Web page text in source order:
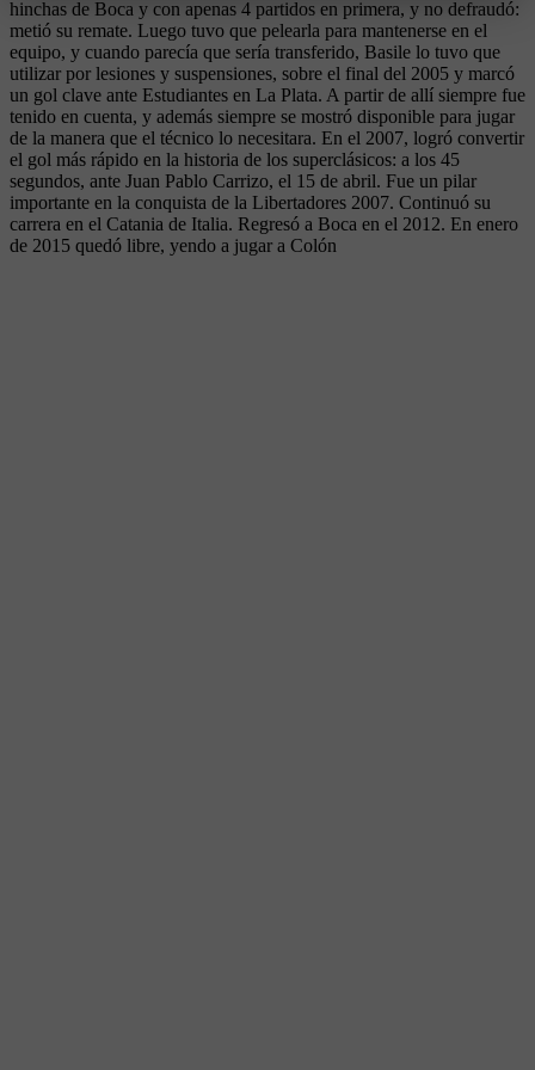
hinchas de Boca y con apenas 4 partidos en primera, y no defraudó:
metió su remate. Luego tuvo que pelearla para mantenerse en el
equipo, y cuando parecía que sería transferido, Basile lo tuvo que
utilizar por lesiones y suspensiones, sobre el final del 2005 y marcó
un gol clave ante Estudiantes en La Plata. A partir de allí siempre fue
tenido en cuenta, y además siempre se mostró disponible para jugar
de la manera que el técnico lo necesitara. En el 2007, logró convertir
el gol más rápido en la historia de los superclásicos: a los 45
segundos, ante Juan Pablo Carrizo, el 15 de abril. Fue un pilar
importante en la conquista de la Libertadores 2007. Continuó su
carrera en el Catania de Italia. Regresó a Boca en el 2012. En enero
de 2015 quedó libre, yendo a jugar a Colón